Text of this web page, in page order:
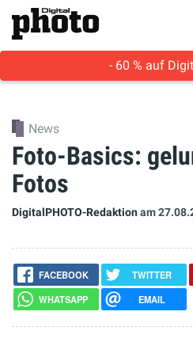
- 60 % auf
News
Foto-Basics:
Fotos
DigitalPHOTO-Redaktionam
FACEBOOK TWITTER
WHATSAPP
EMAIL